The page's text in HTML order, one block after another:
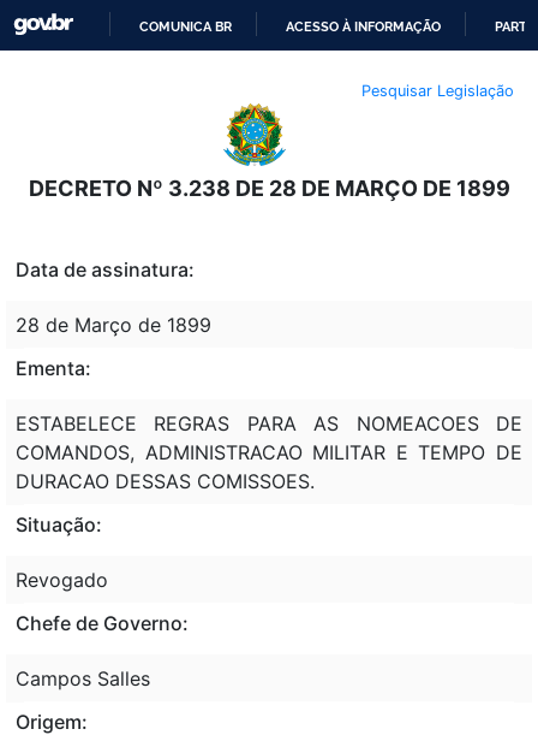
O
CONTEÚDO
COMUNICA BR ACESSO À INFORMAÇÃO
Pesquisar Legislação
DECRETO Nº 3.238 DE 28 DE MARÇO DE 1899
Data de assinatura:
28 de Março de 1899
Ementa:
ESTABELECE REGRAS PARA AS NOMEACOES DE
COMANDOS, ADMINISTRACAO MILITAR E TEMPO DE
DURACAO DESSAS COMISSOES.
Situação:
Revogado
Chefe de Governo:
Campos Salles
Origem: